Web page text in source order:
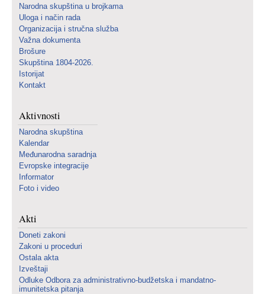
Narodna skupština u brojkama
Uloga i način rada
Organizacija i stručna služba
Važna dokumenta
Brošure
Skupština 1804-2026.
Istorijat
Kontakt
Aktivnosti
Narodna skupština
Kalendar
Međunarodna saradnja
Evropske integracije
Informator
Foto i video
Akti
Doneti zakoni
Zakoni u proceduri
Ostala akta
Izveštaji
Odluke Odbora za administrativno-budžetska i mandatno-
imunitetska pitanja